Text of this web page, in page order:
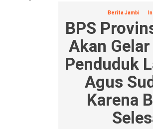
Berita Jambi
BPS
Akan
Penduduk
Agus
Karena